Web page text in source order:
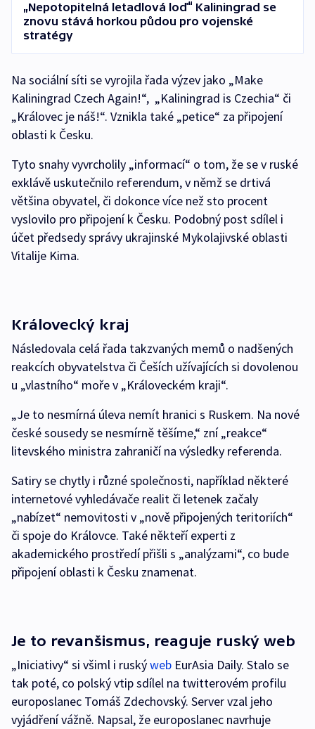
„Nepotopitelná letadlová loď“ Kaliningrad se
znovu stává horkou půdou pro vojenské
stratégy
Na sociální síti se vyrojila řada výzev jako „Make
Kaliningrad Czech Again!“, „Kaliningrad is Czechia“ či
„Královec je náš!“. Vznikla také „petice“ za připojení
oblasti k Česku.
Tyto snahy vyvrcholily „informací“ o tom, že se v ruské
exklávě uskutečnilo referendum, v němž se drtivá
většina obyvatel, či dokonce více než sto procent
vyslovilo pro připojení k Česku. Podobný post sdílel i
účet předsedy správy ukrajinské Mykolajivské oblasti
Vitalije Kima.
Královecký kraj
Následovala celá řada takzvaných memů o nadšených
reakcích obyvatelstva či Češích užívajících si dovolenou
u „vlastního“ moře v „Královeckém kraji“.
„Je to nesmírná úleva nemít hranici s Ruskem. Na nové
české sousedy se nesmírně těšíme,“ zní „reakce“
litevského ministra zahraničí na výsledky referenda.
Satiry se chytly i různé společnosti, například některé
internetové vyhledávače realit či letenek začaly
„nabízet“ nemovitosti v „nově připojených teritoriích“
či spoje do Královce. Také někteří experti z
akademického prostředí přišli s „analýzami“, co bude
připojení oblasti k Česku znamenat.
Je to revanšismus, reaguje ruský web
„Iniciativy“ si všiml i ruskýweb EurAsia Daily. Stalo se
tak poté, co polský vtip sdílel na twitterovém profilu
europoslanec Tomáš Zdechovský. Server vzal jeho
vyjádření vážně. Napsal, že europoslanec navrhuje